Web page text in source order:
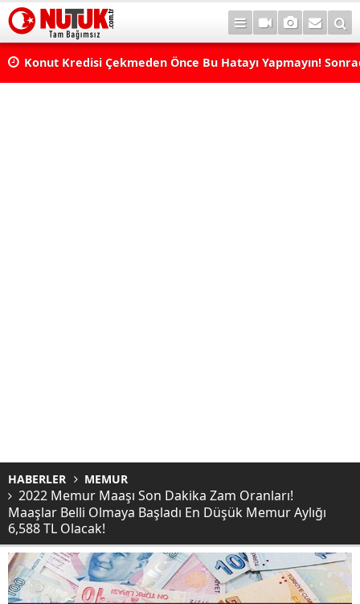
Konut Kredisi Çekmeden Önce Bu Hatayı Yapmayın!
HABERLER MEMUR
2022 Memur Maaşı Son Dakika Zam Oranları!
Maaşlar Belli Olmaya Başladı En Düşük Memur Aylığı
6,588 TL Olacak!